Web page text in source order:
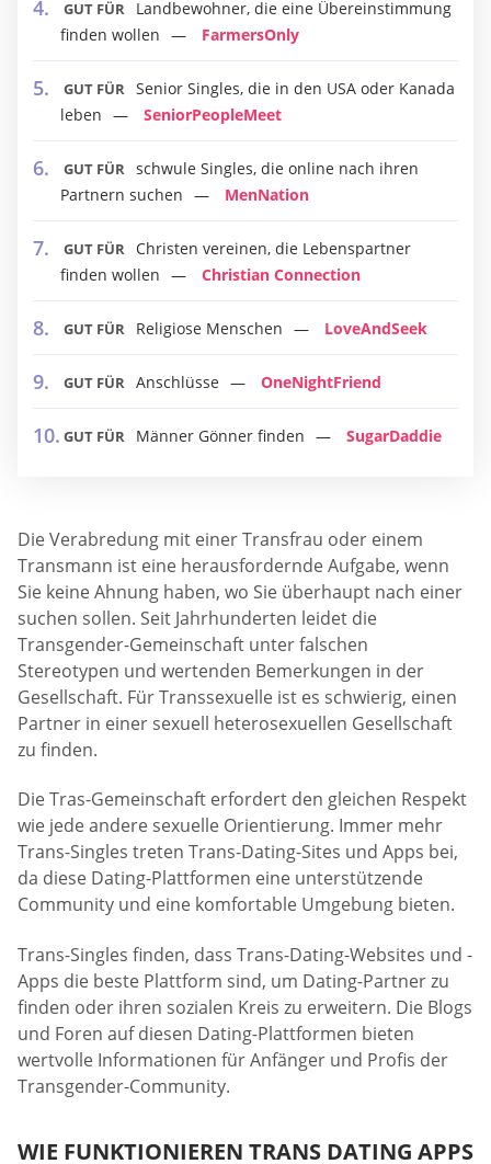
GUT FÜR
Landbewohner, die eine Übereinstimmung
finden wollen
FarmersOnly
GUT FÜR Senior Singles, die in den USA oder Kanada
leben
SeniorPeopleMeet
GUT FÜR schwule Singles, die online nach ihren
Partnern suchen
MenNation
GUT FÜR
Christen vereinen, die Lebenspartner
finden wollen
Christian Connection
GUT FÜR Religiose Menschen LoveAndSeek
GUT FÜR Anschlüsse OneNightFriend
GUT FÜR Männer Gönner finden SugarDaddie
Die Verabredung mit einer Transfrau oder einem
Transmann ist eine herausfordernde Aufgabe, wenn
Sie keine Ahnung haben, wo Sie überhaupt nach einer
suchen sollen. Seit Jahrhunderten leidet die
Transgender-Gemeinschaft unter falschen
Stereotypen und wertenden Bemerkungen in der
Gesellschaft. Für Transsexuelle ist es schwierig, einen
Partner in einer sexuell heterosexuellen Gesellschaft
zu finden.
Die Tras-Gemeinschaft erfordert den gleichen Respekt
wie jede andere sexuelle Orientierung. Immer mehr
Trans-Singles treten Trans-Dating-Sites und Apps bei,
da diese Dating-Plattformen eine unterstützende
Community und eine komfortable Umgebung bieten.
Trans-Singles finden, dass Trans-Dating-Websites und -
Apps die beste Plattform sind, um Dating-Partner zu
finden oder ihren sozialen Kreis zu erweitern. Die Blogs
und Foren auf diesen Dating-Plattformen bieten
wertvolle Informationen für Anfänger und Profis der
Transgender-Community.
WIE FUNKTIONIEREN TRANS DATING APPS